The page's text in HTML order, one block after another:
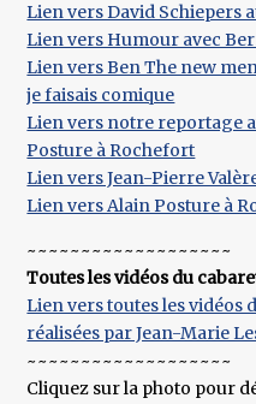
Lien vers David Schiepers
Lien vers Humour avec
Lien vers Ben The new
je faisais comique
Lien vers notre reportage
Posture à Rochefort
Lien vers Jean-Pierre
Lien vers Alain Posture à
~~~~~~~~~~~~~~~~~~~
Toutes les vidéos du
Lien vers toutes les vidéos
réalisées par Jean-Marie
~~~~~~~~~~~~~~~~~~~
Cliquez sur la photo pour